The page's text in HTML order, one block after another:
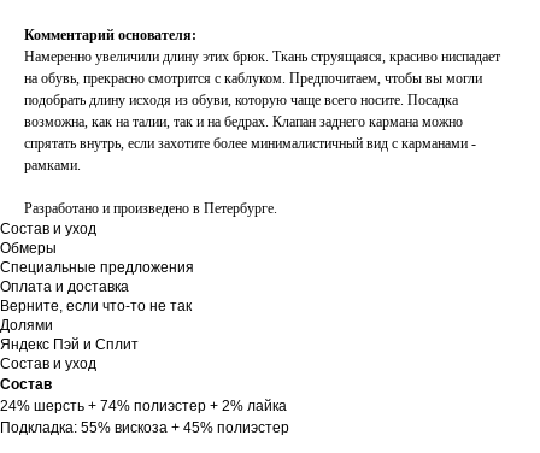
Комментарий основателя:
Намеренно увеличили длину этих брюк. Ткань струящаяся, красиво ниспадает
на обувь, прекрасно смотрится с каблуком. Предпочитаем, чтобы вы могли
подобрать длину исходя из обуви, которую чаще всего носите. Посадка
возможна, как на талии, так и на бедрах. Клапан заднего кармана можно
спрятать внутрь, если захотите более минималистичный вид с карманами -
рамками.
Разработано и произведено в Петербурге.
Состав и уход
Обмеры
Специальные предложения
Оплата и доставка
Верните, если что-то не так
Долями
Яндекс Пэй и Сплит
Состав и уход
Состав
24% шерсть + 74% полиэстер + 2% лайка
Подкладка: 55% вискоза + 45% полиэстер